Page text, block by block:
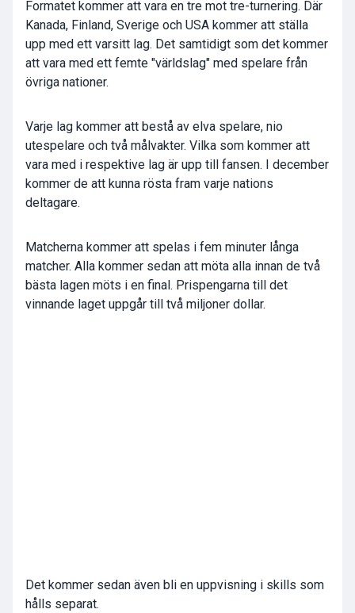
Formatet kommer att vara en tre mot tre-turnering. Där
Kanada, Finland, Sverige och USA kommer att ställa
upp med ett varsitt lag. Det samtidigt som det kommer
att vara med ett femte "världslag" med spelare från
övriga nationer.
Varje lag kommer att bestå av elva spelare, nio
utespelare och två målvakter. Vilka som kommer att
vara med i respektive lag är upp till fansen. I december
kommer de att kunna rösta fram varje nations
deltagare.
Matcherna kommer att spelas i fem minuter långa
matcher. Alla kommer sedan att möta alla innan de två
bästa lagen möts i en final. Prispengarna till det
vinnande laget uppgår till två miljoner dollar.
Det kommer sedan även bli en uppvisning i skills som
hålls separat.